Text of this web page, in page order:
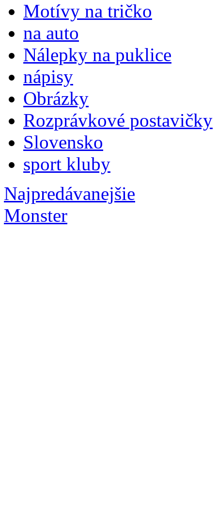
Motívy na tričko
na auto
Nálepky na puklice
nápisy
Obrázky
Rozprávkové postavičky
Slovensko
sport kluby
Najpredávanejšie
Monster